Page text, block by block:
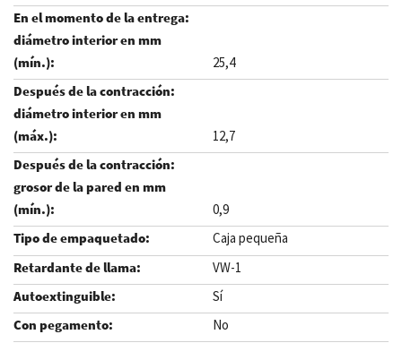
25,4
12,7
0,9
Caja pequeña
VW-1
Sí
No